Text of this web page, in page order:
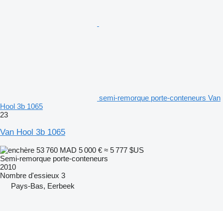
semi-remorque porte-conteneurs Van
Hool 3b 1065
23
Van Hool 3b 1065
53 760 MAD 5 000 € ≈ 5 777 $US
Semi-remorque porte-conteneurs
2010
Nombre d'essieux 3
Pays-Bas, Eerbeek